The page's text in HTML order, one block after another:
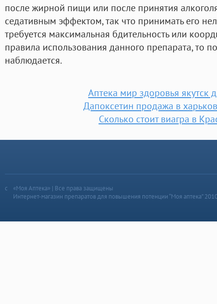
после жирной пищи или после принятия
седативным эффектом, так что принимать его
требуется максимальная бдительность или
правила использования данного препарата, то
наблюдается.
Аптека мир здоровья якутск
Дапоксетин продажа в
Сколько стоит виагра в
«Моя Аптека» | Все права защищены
Интернет-магазин препаратов для повышения потенции “Моя аптека”